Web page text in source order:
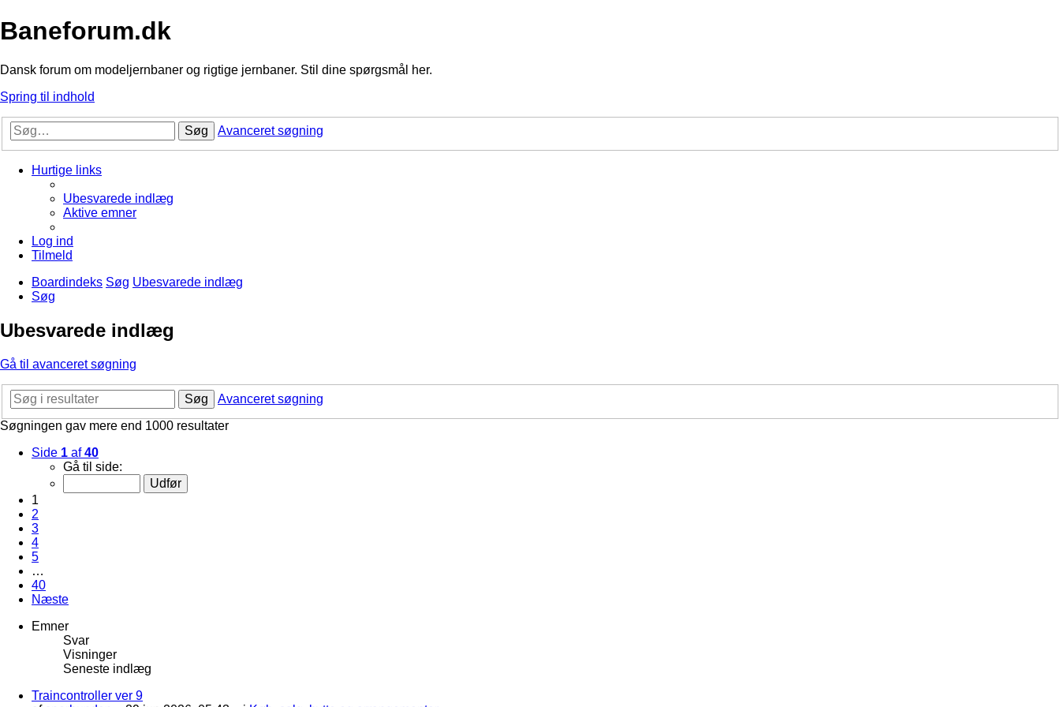
Baneforum.dk
Dansk forum om modeljernbaner og rigtige jernbaner. Stil dine spørgsmål her.
Spring til indhold
Søg Avanceret søgning
Hurtige links
Ubesvarede indlæg
Aktive emner
Log ind
Tilmeld
Boardindeks Søg Ubesvarede indlæg
Søg
Ubesvarede indlæg
Gå til avanceret søgning
Søg
Avanceret søgning
Søgningen gav mere end 1000 resultater
Side 1 af40
Gå til side:
1
2
3
4
5
…
40
Næste
Emner
Svar
Visninger
Seneste indlæg
Traincontroller ver 9